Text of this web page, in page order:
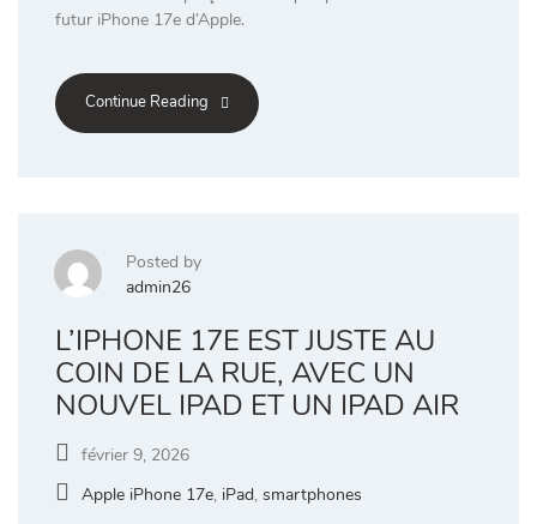
futur iPhone 17e d’Apple.
Continue Reading
Posted by
admin26
L’IPHONE 17E EST JUSTE AU
COIN DE LA RUE, AVEC UN
NOUVEL IPAD ET UN IPAD AIR
février 9, 2026
Apple iPhone 17e, iPad, smartphones